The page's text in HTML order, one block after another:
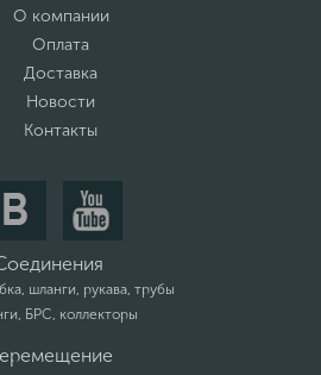
О компании
Оплата
Доставка
Новости
Контакты
шланги, рукава, трубы
БРС, коллекторы